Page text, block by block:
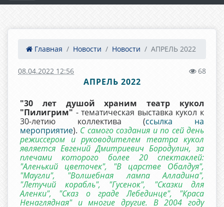
Главная Новости Новости АПРЕЛЬ 2022
08.04.2022 12:56 68
АПРЕЛЬ 2022
"30 лет душой храним театр кукол
"Пилигрим" - тематическая выставка кукол к
30-летию коллектива (ссылка на
мероприятие). С самого создания и по сей день
режиссером и руководителем театра кукол
является Евгений Дмитриевич Бородулин, за
плечами которого более 20 спектаклей:
"Аленький цветочек", "В царстве Обалдуя",
"Маугли", "Волшебная лампа Алладина",
"Летучий корабль", "Гусенок", "Сказки для
Аленки", "Сказ о граде Лебединце", "Краса
Ненаглядная" и многие другие. В 2004 году